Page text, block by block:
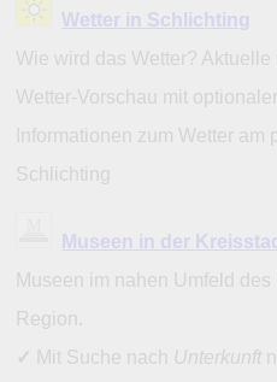
Wetter in Schlichting
Wie wird das Wetter?
Wetter-Vorschau mit
Informationen zum Wetter am
Schlichting
Museen in der
Museen im nahen Umfeld
Region.
✓ Mit Suche nach Unterkunft